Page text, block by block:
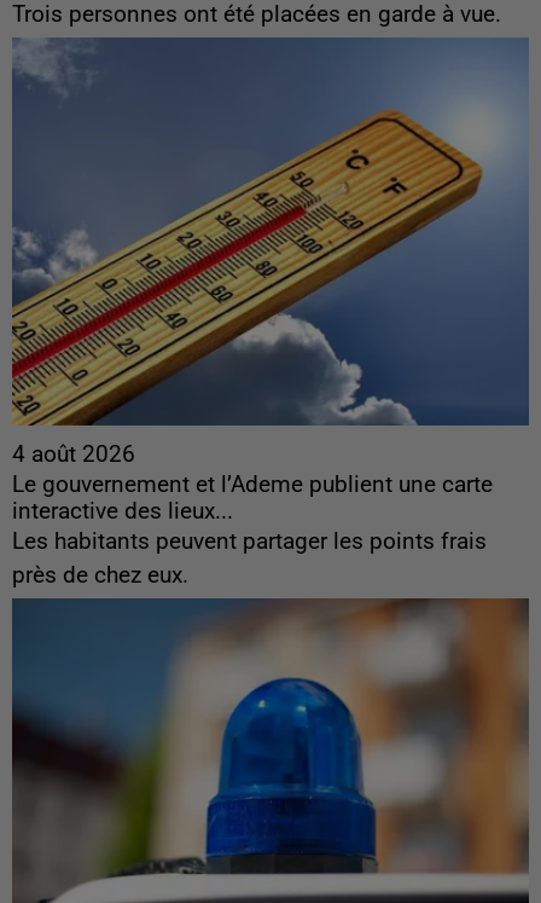
Trois personnes ont été placées en garde à vue.
4 août 2026
Le gouvernement et l’Ademe publient une carte
interactive des lieux...
Les habitants peuvent partager les points frais
près de chez eux.